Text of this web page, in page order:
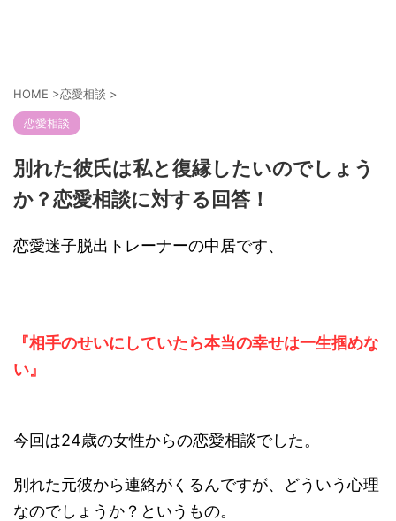
HOME >恋愛相談 >
恋愛相談
別れた彼氏は私と復縁したいのでしょう
か？恋愛相談に対する回答！
恋愛迷子脱出トレーナーの中居です、
『相手のせいにしていたら本当の幸せは一生掴めな
い』
今回は24歳の女性からの恋愛相談でした。
別れた元彼から連絡がくるんですが、どういう心理
なのでしょうか？というもの。